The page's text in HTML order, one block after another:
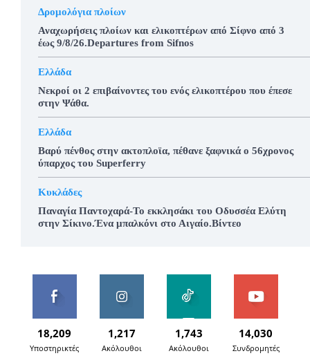
Δρομολόγια πλοίων
Αναχωρήσεις πλοίων και ελικοπτέρων από Σίφνο από 3
έως 9/8/26.Departures from Sifnos
Ελλάδα
Νεκροί οι 2 επιβαίνοντες του ενός ελικοπτέρου που έπεσε
στην Ψάθα.
Ελλάδα
Βαρύ πένθος στην ακτοπλοϊα, πέθανε ξαφνικά ο 56χρονος
ύπαρχος του Superferry
Κυκλάδες
Παναγία Παντοχαρά-Το εκκλησάκι του Οδυσσέα Ελύτη
στην Σίκινο.Ένα μπαλκόνι στο Αιγαίο.Βίντεο
18,209
Υποστηρικτές
1,217
Ακόλουθοι
1,743
Ακόλουθοι
14,030
Συνδρομητές